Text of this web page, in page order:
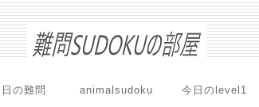
の難問 animalsudoku 今日のlevel1